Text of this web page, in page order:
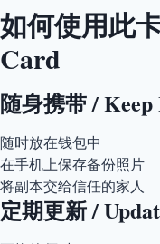
如何使用此
Card
随身携带 / Keep
随时放在钱包中
在手机上保存备份照片
将副本交给信任的家人
定期更新 /